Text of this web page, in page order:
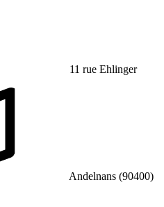
11 rue Ehlinger
Andelnans (90400)